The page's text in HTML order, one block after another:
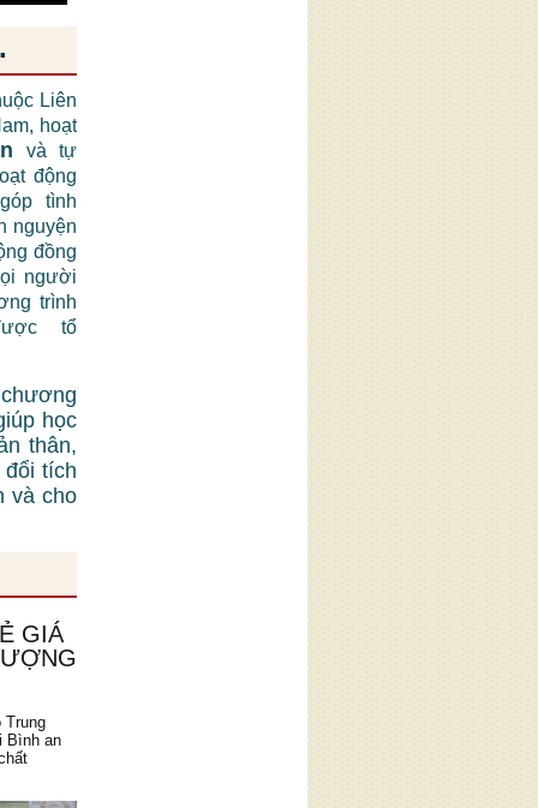
Liên
hoạt
và tự
động
tình
nguyện
đồng
người
trình
tổ
học
thân,
tích
và cho
GIÁ
Trung
Bình an